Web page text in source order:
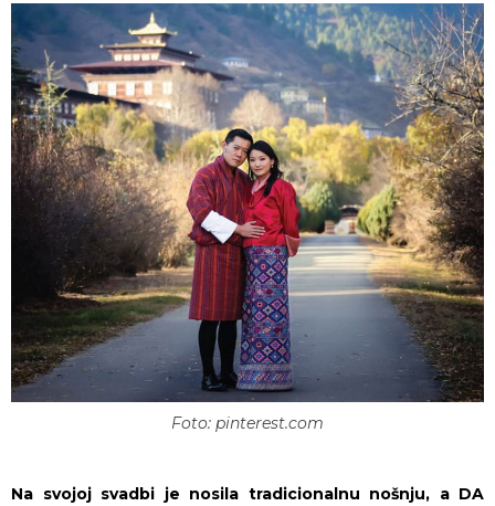
Foto: pinterest.com
Na svojoj svadbi je nosila tradicionalnu nošnju, a DA